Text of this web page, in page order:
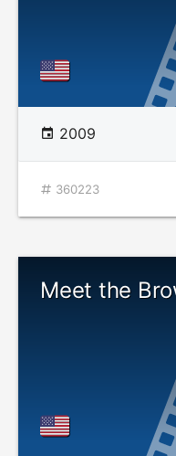
2009
360223
Meet the